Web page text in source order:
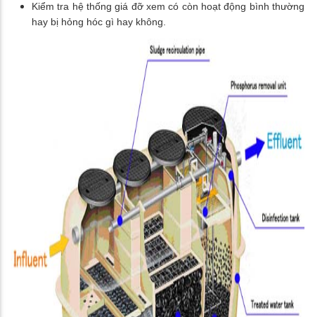
Kiểm tra hệ thống giá đỡ xem có còn hoạt động bình thường
hay bị hỏng hóc gì hay không.